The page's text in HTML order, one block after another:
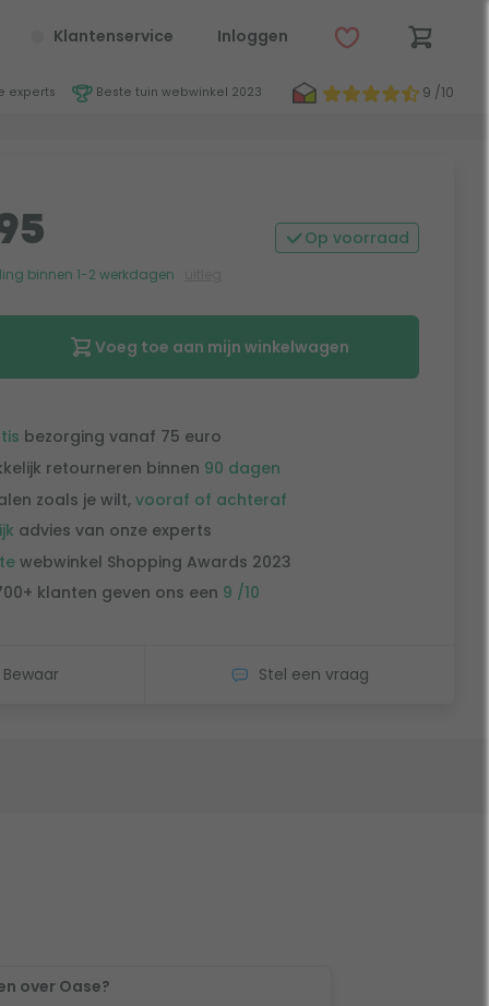
Klantenservice Inloggen
experts Beste tuin webwinkel 2023
9 /10
Op voorraad
binnen 1-2 werkdagen
Voeg toe aan mijn winkelwagen
bezorging vanaf 75 euro
retourneren binnen 90 dagen
zoals je wilt,vooraf of achteraf
advies van onze experts
webwinkel Shopping Awards 2023
klanten geven ons een 9 /10
Bewaar Stel een vraag
over Oase?